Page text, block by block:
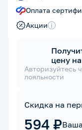
Оплата
Акции i
цену
Авторизуйтесь
лояльности
Скидка на
594 ₽